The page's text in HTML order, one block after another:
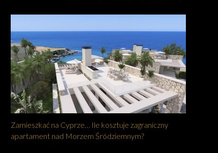
Zamieszkać na Cyprze… Ile kosztuje zagraniczny
apartament nad Morzem Śródziemnym?